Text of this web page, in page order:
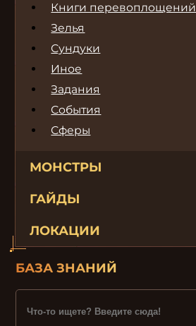
Книги перевоплощений
Зелья
Сундуки
Иное
Задания
События
Сферы
МОНСТРЫ
ГАЙДЫ
ЛОКАЦИИ
БАЗА ЗНАНИЙ